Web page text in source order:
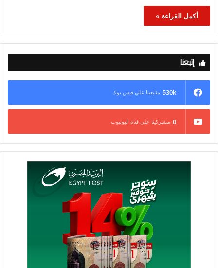
أكمل القراءة »
إتبعنا
530k متابعينا علي فيس بوك
0 مشتركينا علي قناة اليوتيوب